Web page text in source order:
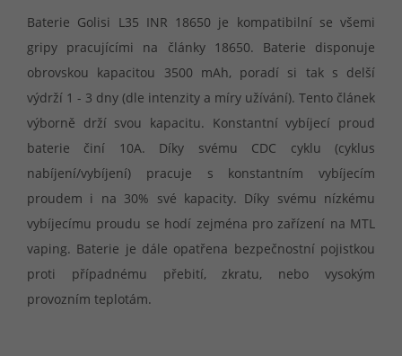
Baterie Golisi L35 INR 18650 je kompatibilní se všemi
gripy pracujícími na články 18650. Baterie disponuje
obrovskou kapacitou 3500 mAh, poradí si tak s delší
výdrží 1 - 3 dny (dle intenzity a míry užívání). Tento článek
výborně drží svou kapacitu. Konstantní vybíjecí proud
baterie činí 10A. Díky svému CDC cyklu (cyklus
nabíjení/vybíjení) pracuje s konstantním vybíjecím
proudem i na 30% své kapacity. Díky svému nízkému
vybíjecímu proudu se hodí zejména pro zařízení na MTL
vaping. Baterie je dále opatřena bezpečnostní pojistkou
proti případnému přebití, zkratu, nebo vysokým
provozním teplotám.